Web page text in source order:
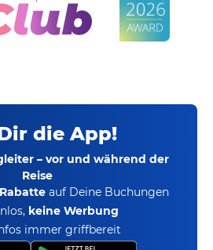
die App!
– vor und während der
Reise
auf Deine Buchungen
keine Werbung
immer griffbereit